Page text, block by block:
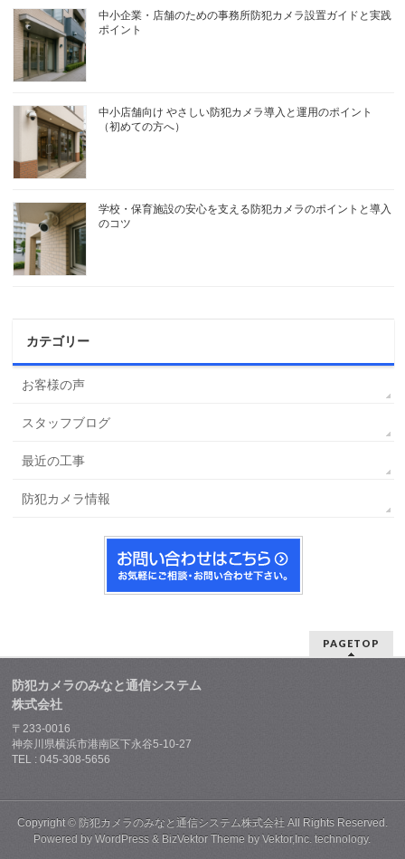
中小企業・店舗のための事務所防犯カメラ設置ガイドと実践
ポイント
中小店舗向け やさしい防犯カメラ導入と運用のポイント
（初めての方へ）
学校・保育施設の安心を支える防犯カメラのポイントと導入
のコツ
カテゴリー
お客様の声
スタッフブログ
最近の工事
防犯カメラ情報
PAGETOP
防犯カメラのみなと通信システム
株式会社
〒233-0016
神奈川県横浜市港南区下永谷5-10-27
TEL : 045-308-5656
Copyright © 防犯カメラのみなと通信システム株式会社All Rights Reserved.
Powered byWordPress & BizVektor Theme byVektor,Inc. technology.